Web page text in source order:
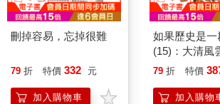
尋常的購買協議。
賣方（傑德）在合約中註明「賣方對於
或其他國家法律一事並不知情。」另外還有
賣雙方若獲得任何與mtgox.com相關的補助
利益，買方皆需補償賣方。」
馬克並沒有看出任何不妥。他沒有砍價，按
內的收益對砍分攤。由於馬克住在東京，該
刪掉容易，忘掉很難
79 折 特價 332 元
加入購物車
如果歷史是一
(15)：大清風
貓漫畫學歷史
79 折 特價
加入購物